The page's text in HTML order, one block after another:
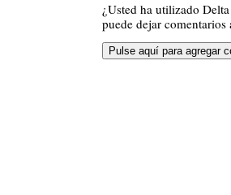
¿Usted ha utilizado
puede dejar